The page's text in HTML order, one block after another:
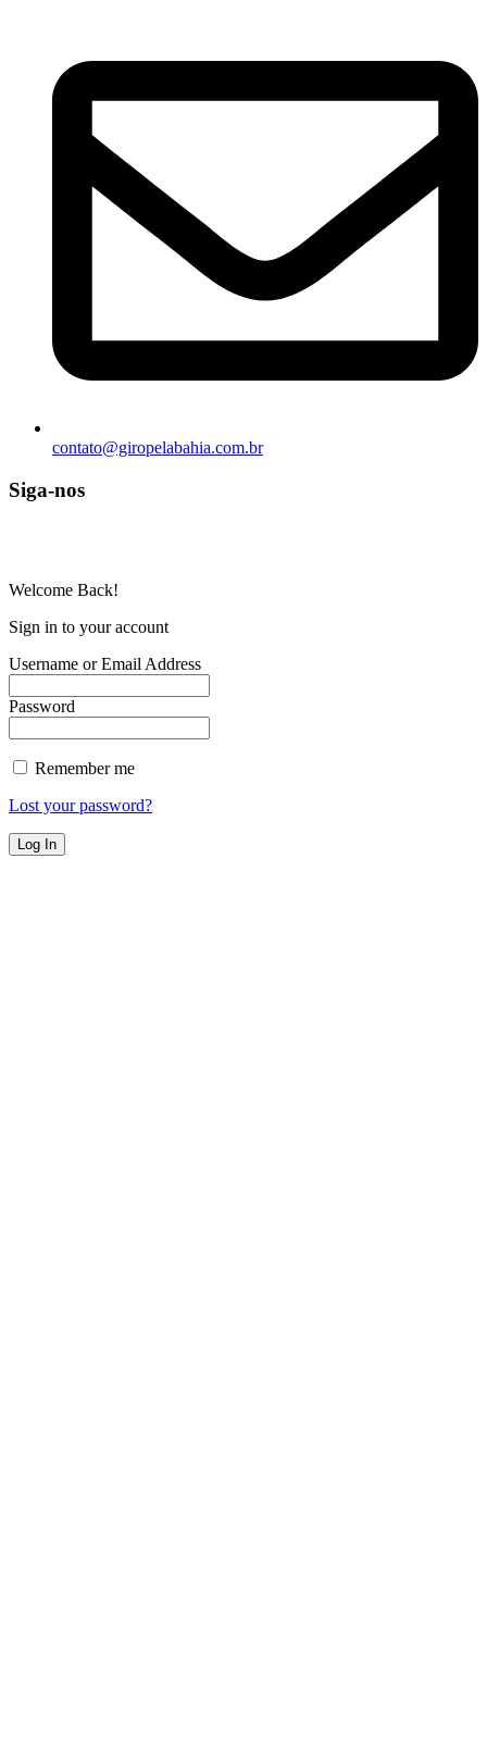
contato@giropelabahia.com.br
Siga-nos
Welcome Back!
Sign in to your account
Username or Email Address
Password
Remember me
Lost your password?